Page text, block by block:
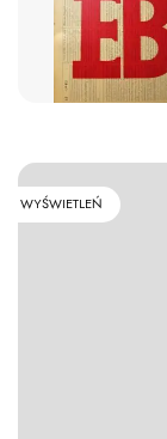
WYŚWIETLEŃ